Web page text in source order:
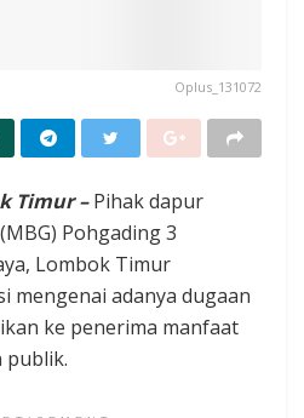
Oplus_131072
Timur – Pihak dapur
Pohgading 3
Lombok Timur
mengenai adanya dugaan
ke penerima manfaat
publik.